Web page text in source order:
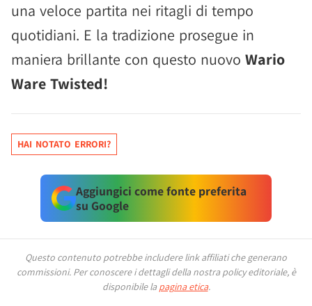
una veloce partita nei ritagli di tempo
quotidiani. E la tradizione prosegue in
maniera brillante con questo nuovo Wario
Ware Twisted!
HAI NOTATO ERRORI?
Aggiungici come fonte preferita
su Google
Questo contenuto potrebbe includere link affiliati che generano
commissioni. Per conoscere i dettagli della nostra policy editoriale, è
disponibile la pagina etica.